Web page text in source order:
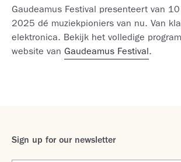
Gaudeamus Festival presenteert van
2025 dé muziekpioniers van nu. Van
elektronica. Bekijk het volledige
website van Gaudeamus Festival.
Sign up for our newsletter